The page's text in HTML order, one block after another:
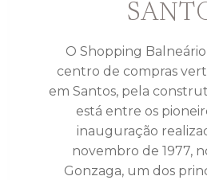
O Shopping
centro de compras
em Santos, pela
está entre os
inauguração
novembro de 1977,
Gonzaga, um dos